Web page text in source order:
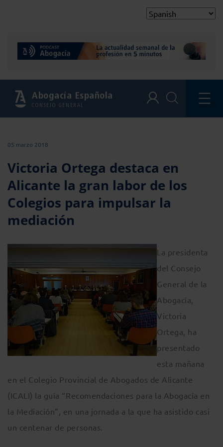
Abogacía Española
CONSEJO GENERAL
05 marzo 2018
Victoria Ortega destaca en
Alicante la gran labor de los
Colegios para impulsar la
mediación
La presidenta
del Consejo
General de la
Abogacía,
Victoria
Ortega, ha
presentado
esta mañana
en el Colegio Provincial de Abogados de Alicante
(ICALI) la guía “Recomendaciones para la Abogacía en
la Mediación”, en una jornada a la que ha asistido casi
un centenar de personas.